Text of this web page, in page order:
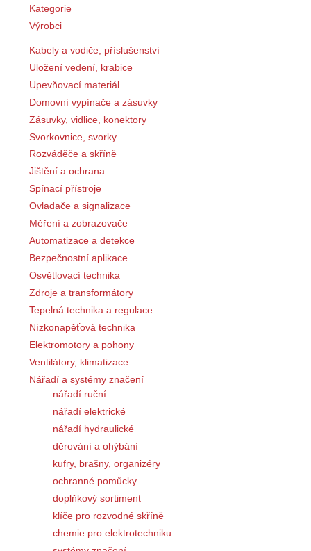
Kategorie
Výrobci
Kabely a vodiče, příslušenství
Uložení vedení, krabice
Upevňovací materiál
Domovní vypínače a zásuvky
Zásuvky, vidlice, konektory
Svorkovnice, svorky
Rozváděče a skříně
Jištění a ochrana
Spínací přístroje
Ovladače a signalizace
Měření a zobrazovače
Automatizace a detekce
Bezpečnostní aplikace
Osvětlovací technika
Zdroje a transformátory
Tepelná technika a regulace
Nízkonapěťová technika
Elektromotory a pohony
Ventilátory, klimatizace
Nářadí a systémy značení
nářadí ruční
nářadí elektrické
nářadí hydraulické
děrování a ohýbání
kufry, brašny, organizéry
ochranné pomůcky
doplňkový sortiment
klíče pro rozvodné skříně
chemie pro elektrotechniku